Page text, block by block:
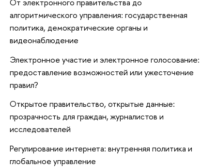
От электронного правительства до
алгоритмического управления: государственная
политика, демократические органы и
видеонаблюдение
Электронное участие и электронное голосование:
предоставление возможностей или ужесточение
правил?
Открытое правительство, открытые данные:
прозрачность для граждан, журналистов и
исследователей
Регулирование интернета: внутренняя политика и
глобальное управление